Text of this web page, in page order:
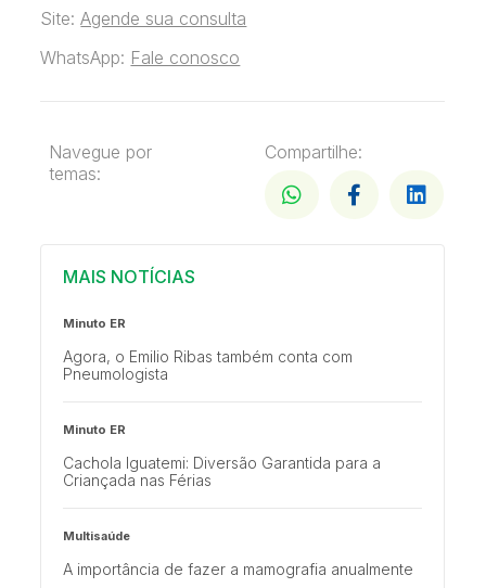
Site:Agende sua consulta
WhatsApp: Fale conosco
Navegue por
temas:
Compartilhe:
MAIS NOTÍCIAS
Minuto ER
Agora, o Emilio Ribas também conta com
Pneumologista
Minuto ER
Cachola Iguatemi: Diversão Garantida para a
Criançada nas Férias
Multisaúde
A importância de fazer a mamografia anualmente